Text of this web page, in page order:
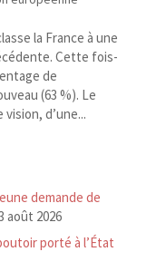
la France à une
Cette fois-​
de
(63 %). Le
d’une...
demande de
août 2026
porté à l’État